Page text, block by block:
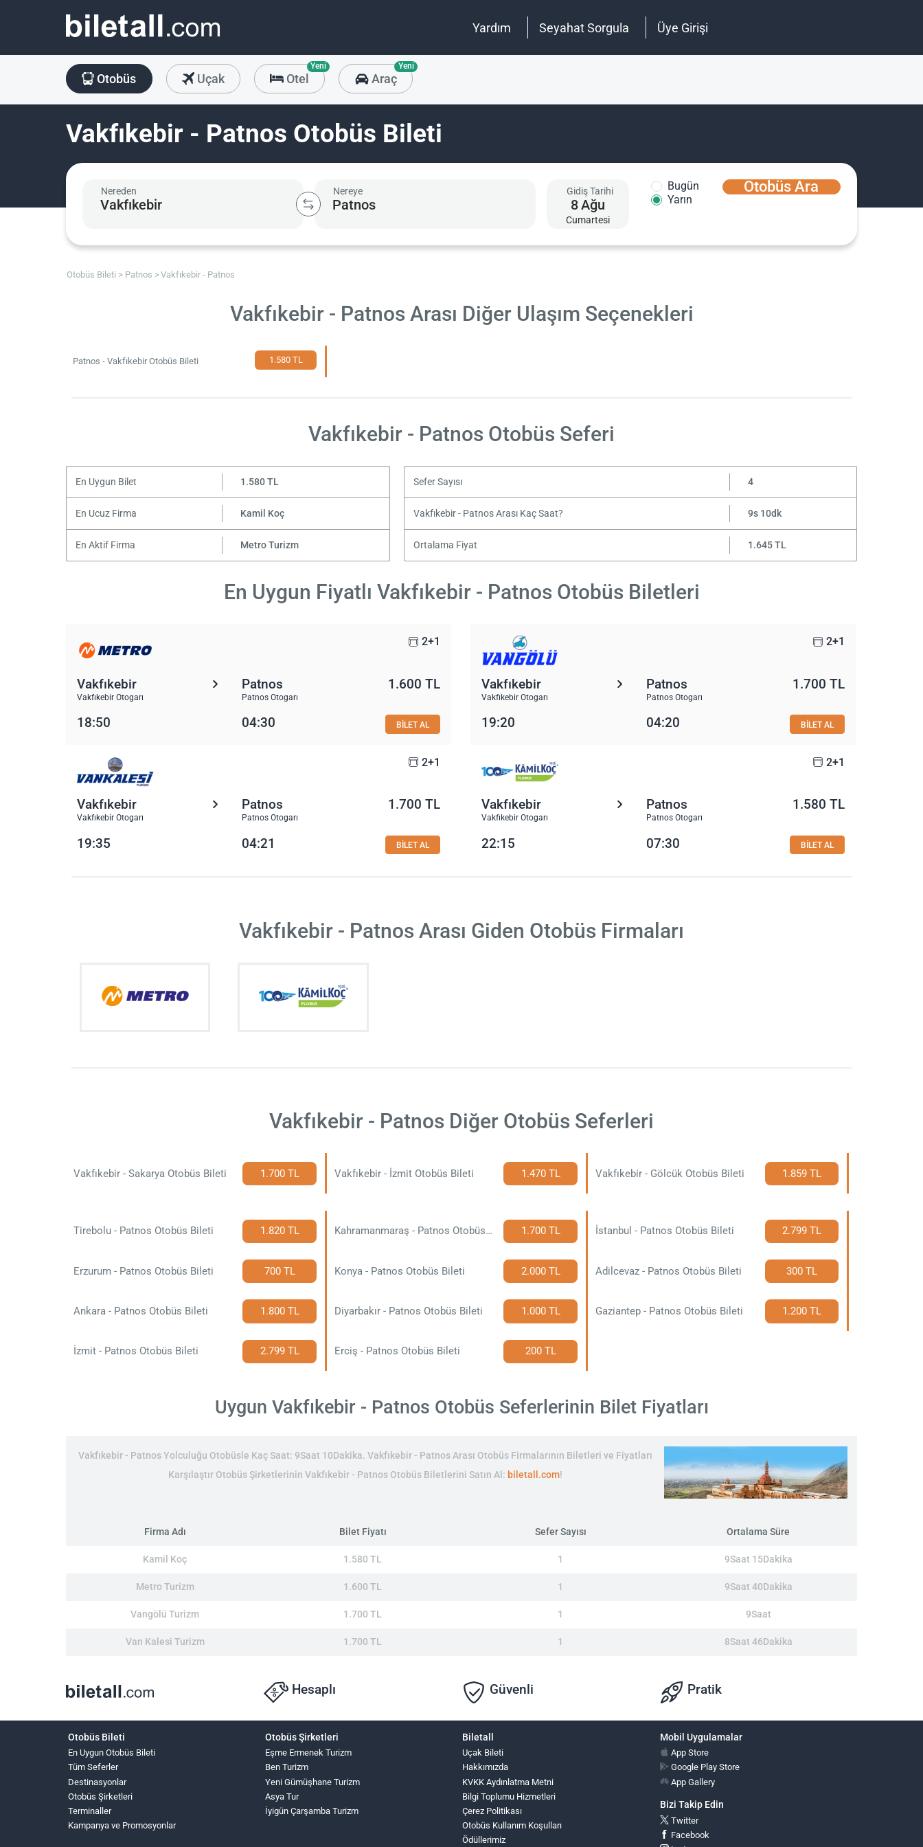
Yardım Seyahat Sorgula Üye Girişi
Otobüs Uçak Otel
Yeni
Araç
Yeni
Vakfıkebir - Patnos Otobüs Bileti
Nereden Nereye Gidiş Tarihi
8Ağu
Cumartesi
Bugün
Yarın
Otobüs Ara
Otobüs Bileti Patnos Vakfıkebir - Patnos
Vakfıkebir - Patnos Arası Diğer Ulaşım Seçenekleri
Patnos - Vakfıkebir Otobüs Bileti 1.580 TL
Vakfıkebir - Patnos Otobüs Seferi
En Uygun Bilet 1.580 TL Sefer Sayısı 4
En Ucuz Firma Kamil Koç Vakfıkebir - Patnos Arası Kaç Saat? 9s 10dk
En Aktif Firma Metro Turizm Ortalama Fiyat 1.645 TL
En Uygun Fiyatlı Vakfıkebir - Patnos Otobüs Biletleri
2+1
Vakfıkebir
Vakfıkebir Otogarı
Patnos
Patnos Otogarı
1.600 TL
18:50 04:30 BİLET AL
2+1
Vakfıkebir
Vakfıkebir Otogarı
Patnos
Patnos Otogarı
1.700 TL
19:20 04:20 BİLET AL
2+1
Vakfıkebir
Vakfıkebir Otogarı
Patnos
Patnos Otogarı
1.700 TL
19:35 04:21 BİLET AL
2+1
Vakfıkebir
Vakfıkebir Otogarı
Patnos
Patnos Otogarı
1.580 TL
22:15 07:30 BİLET AL
Vakfıkebir - Patnos Arası Giden Otobüs Firmaları
Vakfıkebir - Patnos Diğer Otobüs Seferleri
Vakfıkebir - Sakarya Otobüs Bileti 1.700 TL Vakfıkebir - İzmit Otobüs Bileti 1.470 TL Vakfıkebir - Gölcük Otobüs Bileti 1.859 TL
Tirebolu - Patnos Otobüs Bileti 1.820 TL Kahramanmaraş - Patnos Otobüs Bileti 1.700 TL İstanbul - Patnos Otobüs Bileti 2.799 TL
Erzurum - Patnos Otobüs Bileti 700 TL Konya - Patnos Otobüs Bileti 2.000 TL Adilcevaz - Patnos Otobüs Bileti 300 TL
Ankara - Patnos Otobüs Bileti 1.800 TL Diyarbakır - Patnos Otobüs Bileti 1.000 TL Gaziantep - Patnos Otobüs Bileti 1.200 TL
İzmit - Patnos Otobüs Bileti 2.799 TL Erciş - Patnos Otobüs Bileti 200 TL
Uygun Vakfıkebir - Patnos Otobüs Seferlerinin Bilet Fiyatları
Vakfıkebir - Patnos Yolculuğu Otobüsle Kaç Saat: 9Saat 10Dakika. Vakfıkebir - Patnos Arası Otobüs Firmalarının Biletleri ve Fiyatları
Karşılaştır Otobüs Şirketlerinin Vakfıkebir - Patnos Otobüs Biletlerini Satın Al: biletall.com!
Firma Adı Bilet Fiyatı Sefer Sayısı Ortalama Süre
Kamil Koç 1.580 TL 1 9Saat 15Dakika
Metro Turizm 1.600 TL 1 9Saat 40Dakika
Vangölü Turizm 1.700 TL 1 9Saat
Van Kalesi Turizm 1.700 TL 1 8Saat 46Dakika
Hesaplı Güvenli Pratik
Otobüs Bileti
En Uygun Otobüs Bileti
Tüm Seferler
Destinasyonlar
Otobüs Şirketleri
Terminaller
Kampanya ve Promosyonlar
Otobüs Şirketleri
Eşme Ermenek Turizm
Ben Turizm
Yeni Gümüşhane Turizm
Asya Tur
İyigün Çarşamba Turizm
Biletall
Uçak Bileti
Hakkımızda
KVKK Aydınlatma Metni
Bilgi Toplumu Hizmetleri
Çerez Politikası
Otobüs Kullanım Koşulları
Ödüllerimiz
Mobil Uygulamalar
App Store
Google Play Store
App Gallery
Bizi Takip Edin
Twitter
Facebook